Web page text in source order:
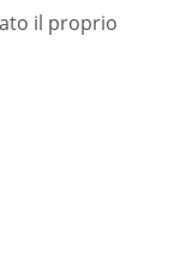
il proprio